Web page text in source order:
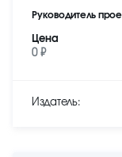
Руководитель
Цена
0 ₽
Издатель: